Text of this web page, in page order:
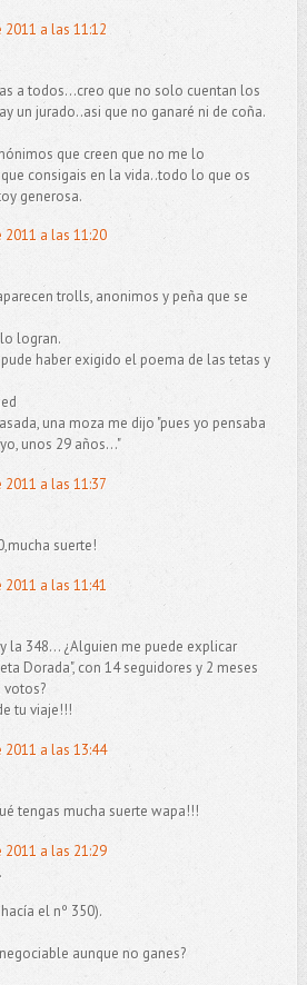
a las 11:12
a todos...creo que no solo cuentan los
un jurado..asi que no ganaré ni de coña.
que creen que no me lo
consigais en la vida..todo lo que os
generosa.
2011 a las 11:20
trolls, anonimos y peña que se
logran.
haber exigido el poema de las tetas y
una moza me dijo "pues yo pensaba
unos 29 años..."
a las 11:37
suerte!
a las 11:41
la 348... ¿Alguien me puede explicar
Dorada", con 14 seguidores y 2 meses
votos?
tu viaje!!!
2011 a las 13:44
tengas mucha suerte wapa!!!
2011 a las 21:29
el nº 350).
aunque no ganes?